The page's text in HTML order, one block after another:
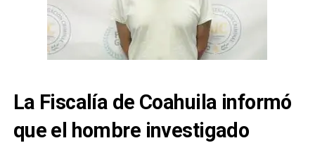
La Fiscalía de Coahuila informó
que el hombre investigado